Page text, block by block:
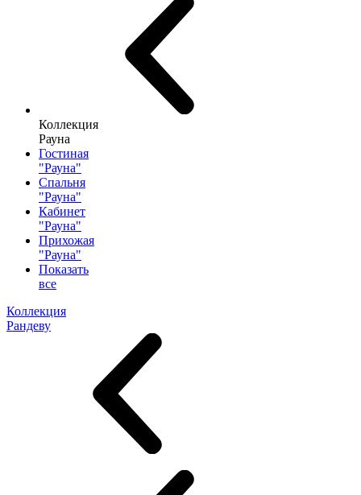
Коллекция
Рауна
Гостиная
"Рауна"
Спальня
"Рауна"
Кабинет
"Рауна"
Прихожая
"Рауна"
Показать
все
Коллекция
Рандеву